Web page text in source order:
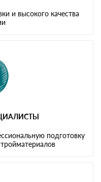
и высокого качества
подготовку